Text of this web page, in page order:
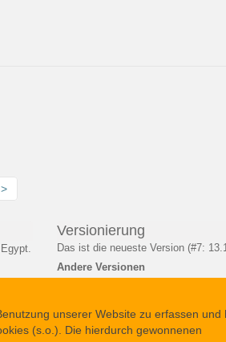
unserer Website zu erfassen und
(s.o.). Die hierdurch gewonnenen
Versionierung
Das ist die neueste Version (#7:
Andere Versionen